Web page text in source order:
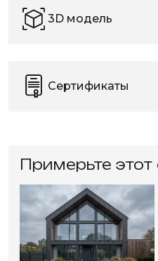
3D модель
Сертификаты
Примерьте этот